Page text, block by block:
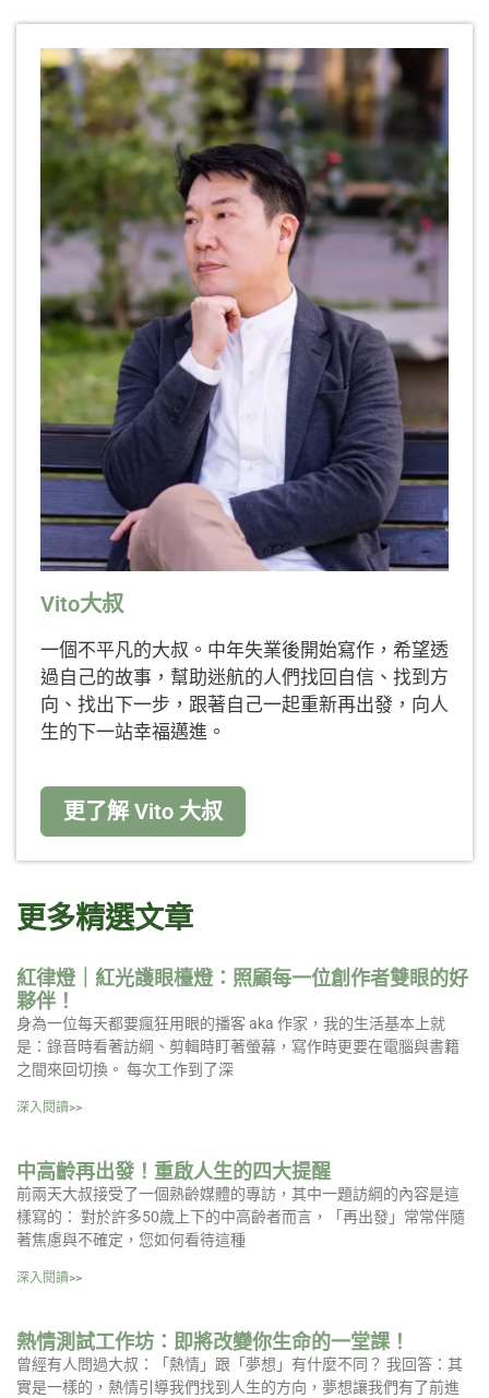
Vito大叔
一個不平凡的大叔。中年失業後開始寫作，希望透
過自己的故事，幫助迷航的人們找回自信、找到方
向、找出下一步，跟著自己一起重新再出發，向人
生的下一站幸福邁進。
更了解 Vito 大叔
更多精選文章
紅律燈｜紅光護眼檯燈：照顧每一位創作者雙眼的好
夥伴！
身為一位每天都要瘋狂用眼的播客 aka 作家，我的生活基本上就
是：錄音時看著訪綱、剪輯時盯著螢幕，寫作時更要在電腦與書籍
之間來回切換。 每次工作到了深
深入閱讀>>
中高齡再出發！重啟人生的四大提醒
前兩天大叔接受了一個熟齡媒體的專訪，其中一題訪綱的內容是這
樣寫的： 對於許多50歲上下的中高齡者而言，「再出發」常常伴隨
著焦慮與不確定，您如何看待這種
深入閱讀>>
熱情測試工作坊：即將改變你生命的一堂課！
曾經有人問過大叔：「熱情」跟「夢想」有什麼不同？ 我回答：其
實是一樣的，熱情引導我們找到人生的方向，夢想讓我們有了前進